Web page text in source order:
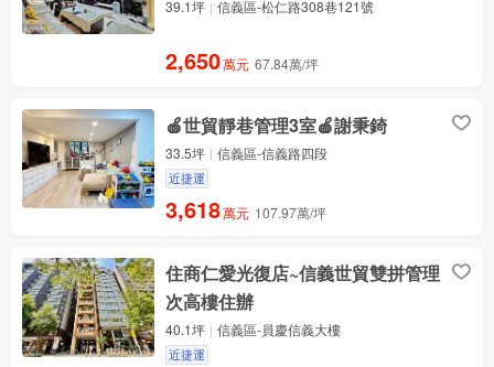
39.1坪 信義區-松仁路308巷121號
2,650萬元 67.84萬/坪
🍎世貿靜巷管理3室🍎謝秉錡
33.5坪 信義區-信義路四段
近捷運
3,618萬元 107.97萬/坪
住商仁愛光復店~信義世貿雙拼管理
次高樓住辦
40.1坪 信義區-員慶信義大樓
近捷運